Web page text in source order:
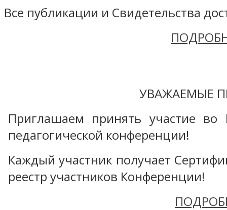
Все публикации и Свидетельства
УВАЖАЕМЫЕ
Приглашаем принять участие во
педагогической конференции!
Каждый участник получает
реестр участников Конференции!